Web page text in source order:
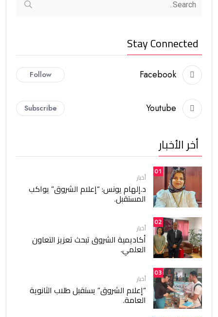
Stay Connected
Facebook
Follow
Youtube
Subscribe
أخر الأخبار
01
أخبار
د.إلهام يونس: “إعلام الشروق” يواكب
المستقبل.
02
أخبار
أكاديمية الشروق تبحث تعزيز التعاون
العلمي.
03
أخبار
“إعلام الشروق” يستقبل طلاب الثانوية
العامة.